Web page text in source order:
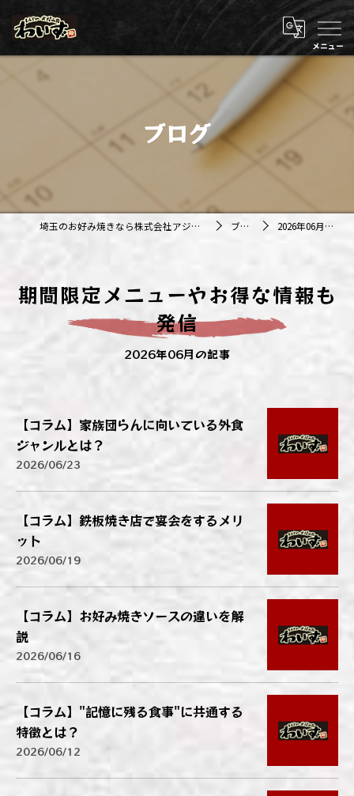
ブログ
埼玉のお好み焼きなら株式会社アジルカンパニー ブログ 2026年06月の記事
期間限定メニューやお得な情報も
発信
2026年06月の記事
【コラム】家族団らんに向いている外食
ジャンルとは？
2026/06/23
【コラム】鉄板焼き店で宴会をするメリ
ット
2026/06/19
【コラム】お好み焼きソースの違いを解
説
2026/06/16
【コラム】"記憶に残る食事"に共通する
特徴とは？
2026/06/12